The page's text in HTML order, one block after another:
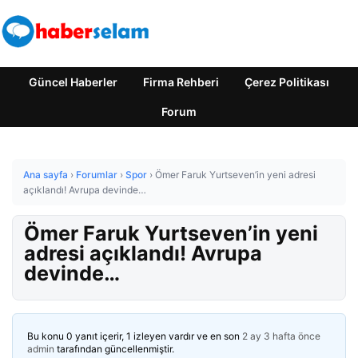
Güncel Haberler Firma Rehberi Çerez Politikası
Forum
Ana sayfa › Forumlar › Spor › Ömer Faruk Yurtseven’in yeni adresi
açıklandı! Avrupa devinde…
Ömer Faruk Yurtseven’in yeni
adresi açıklandı! Avrupa
devinde…
Bu konu 0 yanıt içerir, 1 izleyen vardır ve en son 2 ay 3 hafta önce
admin tarafından güncellenmiştir.